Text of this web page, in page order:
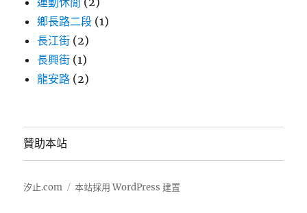
鄉長路二段 (1)
長江街 (2)
長興街 (1)
龍安路 (2)
贊助本站
汐止.com 本站採用 WordPress 建置